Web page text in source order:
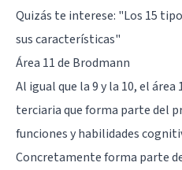
Quizás te interese: "Los 15
sus características"
Área 11 de Brodmann
Al igual que la 9 y la 10, el área
terciaria que forma parte del
funciones y habilidades
Concretamente forma parte